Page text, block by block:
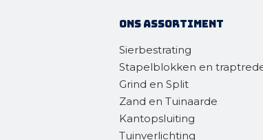
Ons assortiment
Sierbestrating
Stapelblokken en
Grind en Split
Zand en Tuinaarde
Kantopsluiting
Tuinverlichting